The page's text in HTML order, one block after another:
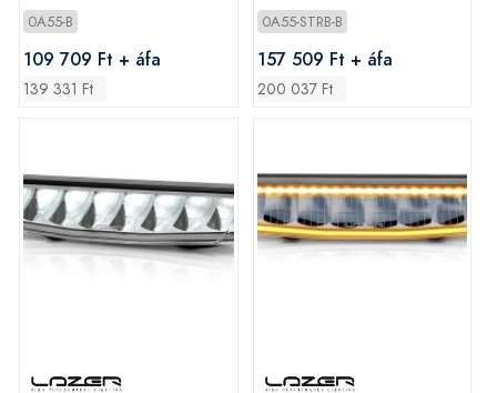
0A55-B
109 709 Ft + áfa
139 331 Ft
0A55-STRB-B
157 509 Ft + áfa
200 037 Ft